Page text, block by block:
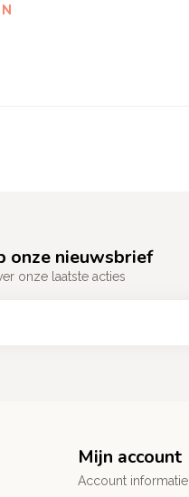
onze nieuwsbrief
onze laatste acties
Mijn account
Account informatie